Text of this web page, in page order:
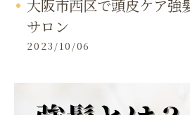
大阪市西区で頭皮ケア強
サロン
2023/10/06